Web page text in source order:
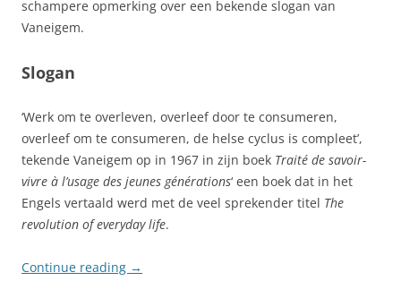
schampere opmerking over een bekende slogan van
Vaneigem.
Slogan
‘Werk om te overleven, overleef door te consumeren,
overleef om te consumeren, de helse cyclus is compleet’,
tekende Vaneigem op in 1967 in zijn boek Traité de savoir-
vivre à l’usage des jeunes générations‘ een boek dat in het
Engels vertaald werd met de veel sprekender titel The
revolution of everyday life.
Continue reading →